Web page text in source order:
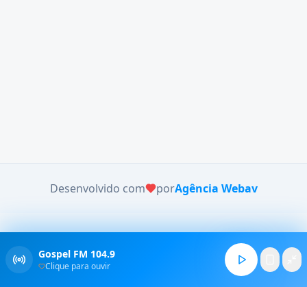
Desenvolvido com porAgência Webav
Gospel FM 104.9
Clique para ouvir